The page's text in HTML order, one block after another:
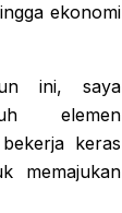
ekonomi
ini, saya
elemen
keras
memajukan